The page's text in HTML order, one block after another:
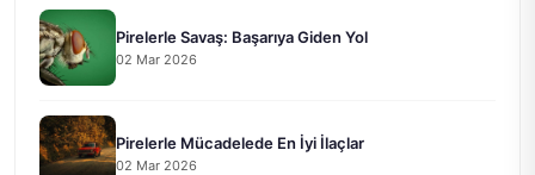
Pirelerle Savaş: Başarıya Giden Yol
02 Mar 2026
Pirelerle Mücadelede En İyi İlaçlar
02 Mar 2026